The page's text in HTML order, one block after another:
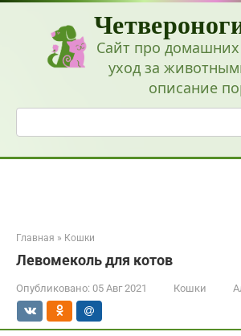
Перейти
Сайт про
уход за
описание
Поиск:
Главная » Кошки
Левомеколь для котов
Опубликовано: 05 Авг 2021 Кошки